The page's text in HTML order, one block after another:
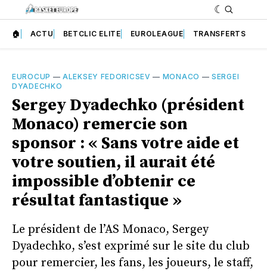
🏠 ACTU BETCLIC ELITE EUROLEAGUE TRANSFERTS
EUROCUP —ALEKSEY FEDORICSEV — MONACO —SERGEI
DYADECHKO
Sergey Dyadechko (président
Monaco) remercie son
sponsor : « Sans votre aide et
votre soutien, il aurait été
impossible d’obtenir ce
résultat fantastique »
Le président de l’AS Monaco, Sergey
Dyadechko, s’est exprimé sur le site du club
pour remercier, les fans, les joueurs, le staff,